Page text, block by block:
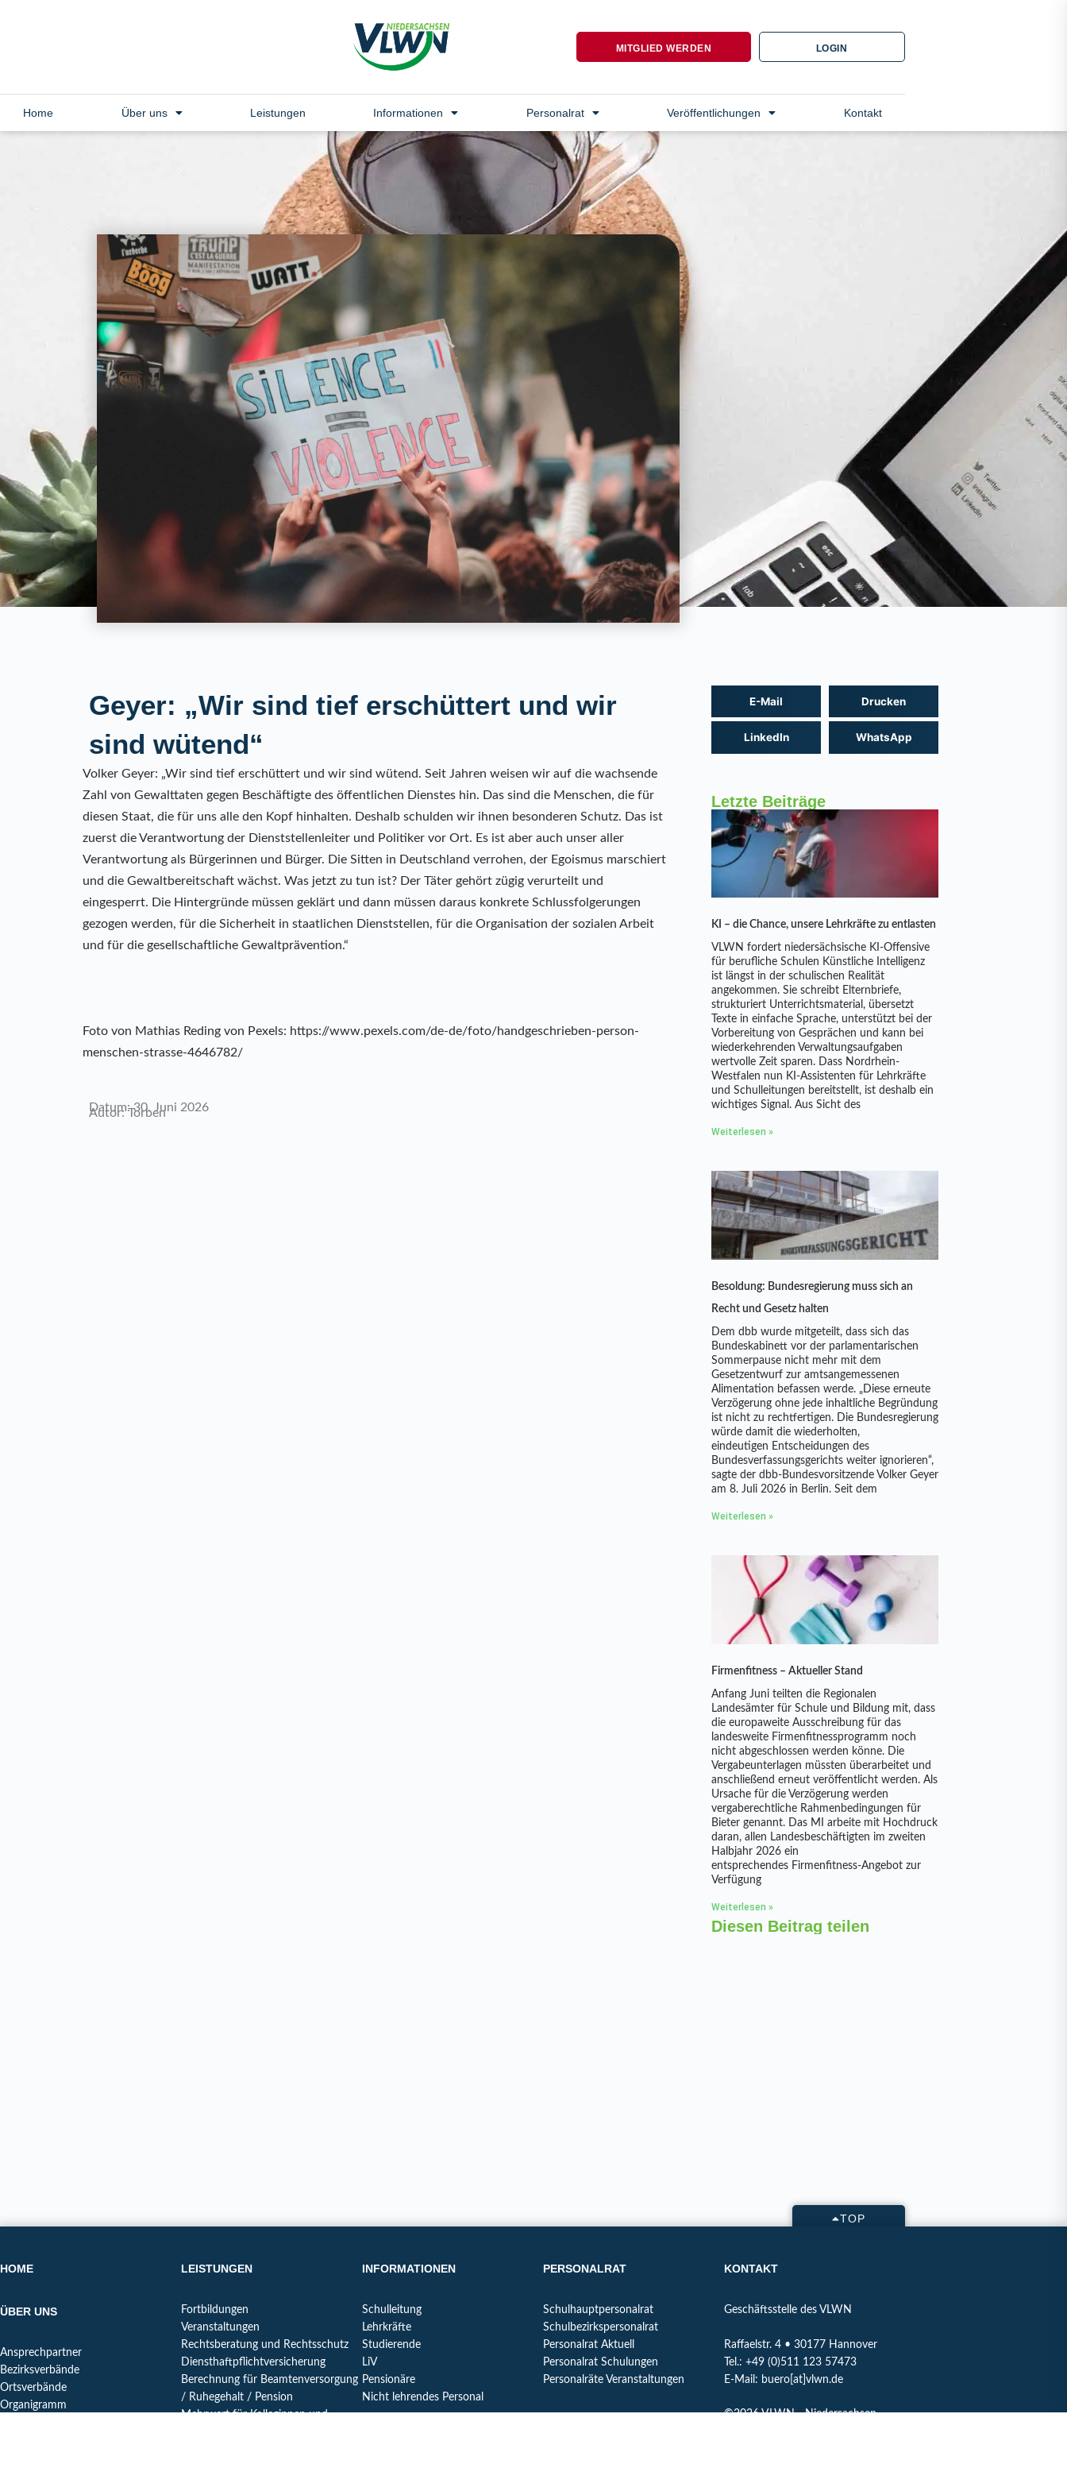
MITGLIED WERDEN LOGIN
Home Über uns Leistungen Informationen Personalrat Veröffentlichungen Kontakt
Geyer: „Wir sind tief erschüttert und wir
sind wütend“
Volker Geyer: „Wir sind tief erschüttert und wir sind wütend. Seit Jahren weisen wir auf die wachsende
Zahl von Gewalttaten gegen Beschäftigte des öffentlichen Dienstes hin. Das sind die Menschen, die für
diesen Staat, die für uns alle den Kopf hinhalten. Deshalb schulden wir ihnen besonderen Schutz. Das ist
zuerst die Verantwortung der Dienststellenleiter und Politiker vor Ort. Es ist aber auch unser aller
Verantwortung als Bürgerinnen und Bürger. Die Sitten in Deutschland verrohen, der Egoismus marschiert
und die Gewaltbereitschaft wächst. Was jetzt zu tun ist? Der Täter gehört zügig verurteilt und
eingesperrt. Die Hintergründe müssen geklärt und dann müssen daraus konkrete Schlussfolgerungen
gezogen werden, für die Sicherheit in staatlichen Dienststellen, für die Organisation der sozialen Arbeit
und für die gesellschaftliche Gewaltprävention.“
Foto von Mathias Reding von Pexels: https://www.pexels.com/de-de/foto/handgeschrieben-person-
menschen-strasse-4646782/
Datum: 30. Juni 2026
Autor: Torben
E-Mail Drucken
LinkedIn WhatsApp
Letzte Beiträge
KI – die Chance, unsere Lehrkräfte zu entlasten
VLWN fordert niedersächsische KI-Offensive
für berufliche Schulen Künstliche Intelligenz
ist längst in der schulischen Realität
angekommen. Sie schreibt Elternbriefe,
strukturiert Unterrichtsmaterial, übersetzt
Texte in einfache Sprache, unterstützt bei der
Vorbereitung von Gesprächen und kann bei
wiederkehrenden Verwaltungsaufgaben
wertvolle Zeit sparen. Dass Nordrhein-
Westfalen nun KI-Assistenten für Lehrkräfte
und Schulleitungen bereitstellt, ist deshalb ein
wichtiges Signal. Aus Sicht des
Weiterlesen »
Besoldung: Bundesregierung muss sich an
Recht und Gesetz halten
Dem dbb wurde mitgeteilt, dass sich das
Bundeskabinett vor der parlamentarischen
Sommerpause nicht mehr mit dem
Gesetzentwurf zur amtsangemessenen
Alimentation befassen werde. „Diese erneute
Verzögerung ohne jede inhaltliche Begründung
ist nicht zu rechtfertigen. Die Bundesregierung
würde damit die wiederholten,
eindeutigen Entscheidungen des
Bundesverfassungsgerichts weiter ignorieren“,
sagte der dbb-Bundesvorsitzende Volker Geyer
am 8. Juli 2026 in Berlin. Seit dem
Weiterlesen »
Firmenfitness – Aktueller Stand
Anfang Juni teilten die Regionalen
Landesämter für Schule und Bildung mit, dass
die europaweite Ausschreibung für das
landesweite Firmenfitnessprogramm noch
nicht abgeschlossen werden könne. Die
Vergabeunterlagen müssten überarbeitet und
anschließend erneut veröffentlicht werden. Als
Ursache für die Verzögerung werden
vergaberechtliche Rahmenbedingungen für
Bieter genannt. Das MI arbeite mit Hochdruck
daran, allen Landesbeschäftigten im zweiten
Halbjahr 2026 ein
entsprechendes Firmenfitness-Angebot zur
Verfügung
Weiterlesen »
Diesen Beitrag teilen
TOP
HOME
ÜBER UNS
Ansprechpartner
Bezirksverbände
Ortsverbände
Organigramm
LEISTUNGEN
Fortbildungen
Veranstaltungen
Rechtsberatung und Rechtsschutz
Diensthaftpflichtversicherung
Berechnung für Beamtenversorgung
/ Ruhegehalt / Pension
Mehrwert für Kolleginnen und
INFORMATIONEN
Schulleitung
Lehrkräfte
Studierende
LiV
Pensionäre
Nicht lehrendes Personal
PERSONALRAT
Schulhauptpersonalrat
Schulbezirkspersonalrat
Personalrat Aktuell
Personalrat Schulungen
Personalräte Veranstaltungen
KONTAKT
Geschäftsstelle des VLWN
Raffaelstr. 4 • 30177 Hannover
Tel.: +49 (0)511 123 57473
E-Mail: buero[at]vlwn.de
©2026 VLWN - Niedersachsen